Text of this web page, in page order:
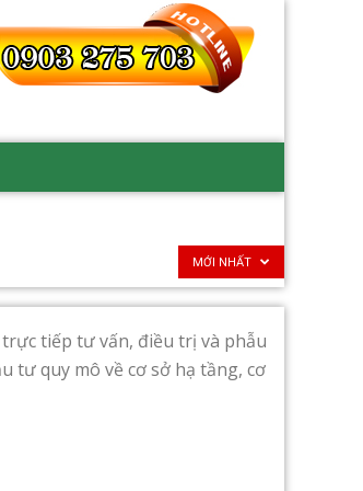
MỚI NHẤT
tiếp tư vấn, điều trị và phẫu
tư quy mô về cơ sở hạ tầng, cơ